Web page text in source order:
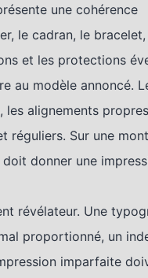
une cohérence
le cadran, le bracelet,
et les protections
au modèle annoncé.
alignements
réguliers. Sur une
donner une
révélateur. Une
proportionné, un
imparfaite